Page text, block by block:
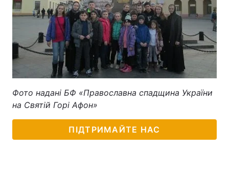
Фото надані БФ «Православна спадщина України
на Святій Горі Афон»
ПІДТРИМАЙТЕ НАС